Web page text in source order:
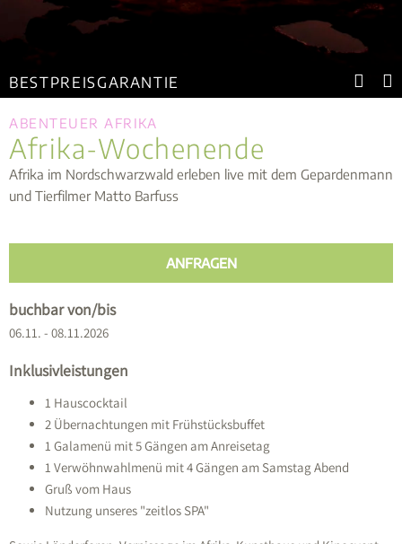
BESTPREISGARANTIE
ABENTEUER AFRIKA
Afrika-Wochenende
Afrika im Nordschwarzwald erleben live mit dem Gepardenmann
und Tierfilmer Matto Barfuss
ANFRAGEN
buchbar von/bis
06.11. - 08.11.2026
Inklusivleistungen
1 Hauscocktail
2 Übernachtungen mit Frühstücksbuffet
1 Galamenü mit 5 Gängen am Anreisetag
1 Verwöhnwahlmenü mit 4 Gängen am Samstag Abend
Gruß vom Haus
Nutzung unseres "zeitlos SPA"